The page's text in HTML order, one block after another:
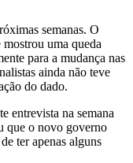
semanas. O
uma queda
para a mudança nas
ainda não teve
do dado.
entrevista na semana
que o novo governo
ter apenas alguns